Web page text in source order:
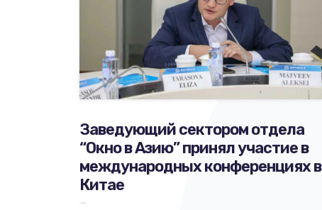
Заведующий сектором отдела
“Окно в Азию” принял участие в
международных конференциях в
Китае